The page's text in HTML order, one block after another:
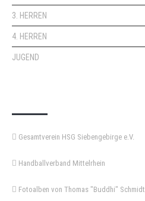
3. HERREN
4. HERREN
JUGEND
Gesamtverein HSG Siebengebirge e.V.
Handballverband Mittelrhein
Fotoalben von Thomas "Buddhi" Schmidt